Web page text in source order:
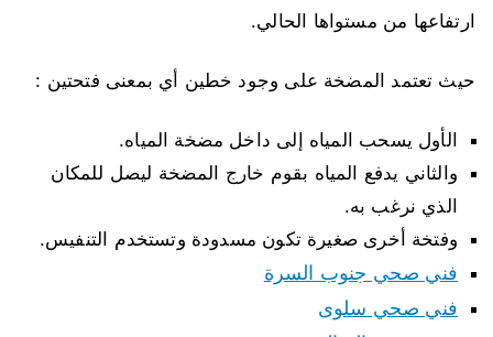
ارتفاعها من مستواها الحالي.
حيث تعتمد المضخة على وجود خطين أي بمعنى فتحتين :
الأول يسحب المياه إلى داخل مضخة المياه.
والثاني يدفع المياه بقوم خارج المضخة ليصل للمكان
الذي نرغب به.
وفتخة أخرى صغيرة تكون مسدودة وتستخدم التنفيس.
فني صحي جنوب السرة
فني صحي سلوى